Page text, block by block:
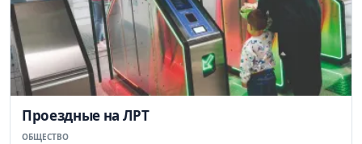
Проездные на ЛРТ
ОБЩЕСТВО